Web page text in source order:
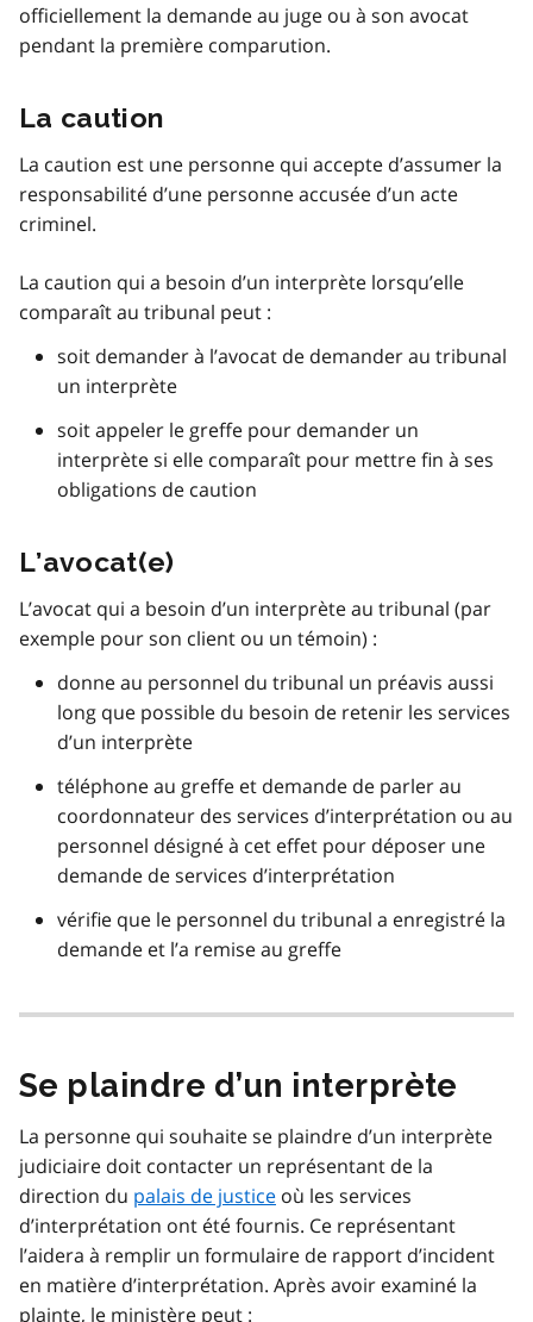
officiellement la demande au juge ou à son avocat
pendant la première comparution.
La caution
La caution est une personne qui accepte d’assumer la
responsabilité d’une personne accusée d’un acte
criminel.
La caution qui a besoin d’un interprète lorsqu’elle
comparaît au tribunal peut :
soit demander à l’avocat de demander au tribunal
un interprète
soit appeler le greffe pour demander un
interprète si elle comparaît pour mettre fin à ses
obligations de caution
L’avocat(e)
L’avocat qui a besoin d’un interprète au tribunal (par
exemple pour son client ou un témoin) :
donne au personnel du tribunal un préavis aussi
long que possible du besoin de retenir les services
d’un interprète
téléphone au greffe et demande de parler au
coordonnateur des services d’interprétation ou au
personnel désigné à cet effet pour déposer une
demande de services d’interprétation
vérifie que le personnel du tribunal a enregistré la
demande et l’a remise au greffe
Se plaindre d’un interprète
La personne qui souhaite se plaindre d’un interprète
judiciaire doit contacter un représentant de la
direction du palais de justice où les services
d’interprétation ont été fournis. Ce représentant
l’aidera à remplir un formulaire de rapport d’incident
en matière d’interprétation. Après avoir examiné la
plainte, le ministère peut :